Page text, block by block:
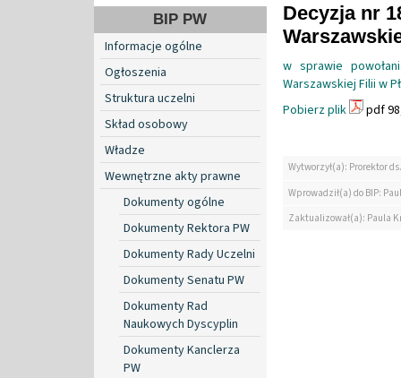
BIP PW
Informacje ogólne
Ogłoszenia
Struktura uczelni
Skład osobowy
Władze
Wewnętrzne akty prawne
Dokumenty ogólne
Dokumenty Rektora PW
Dokumenty Rady Uczelni
Dokumenty Senatu PW
Dokumenty Rad
Naukowych Dyscyplin
Dokumenty Kanclerza
PW
Decyzja nr
w sprawie
Warszawskiej Filii w
Pobierz plik
pdf
Wytworzył(a): Prorektor
Wprowadził(a) do BIP:
Zaktualizował(a): Paula